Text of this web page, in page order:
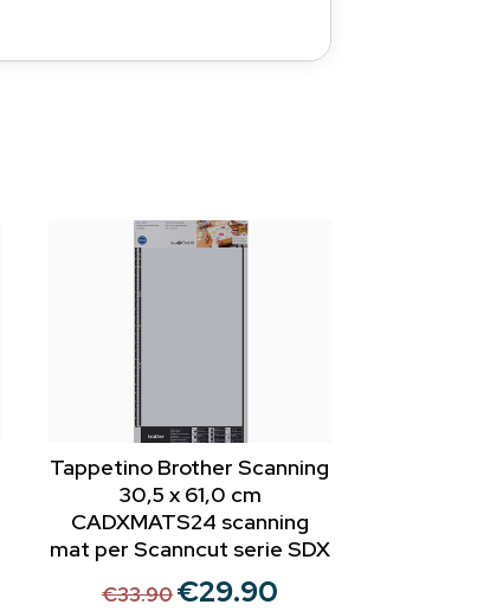
Tappetino Brother Scanning
30,5 x 61,0 cm
CADXMATS24 scanning
mat per Scanncut serie SDX
€33.90 Il
€29.90Il